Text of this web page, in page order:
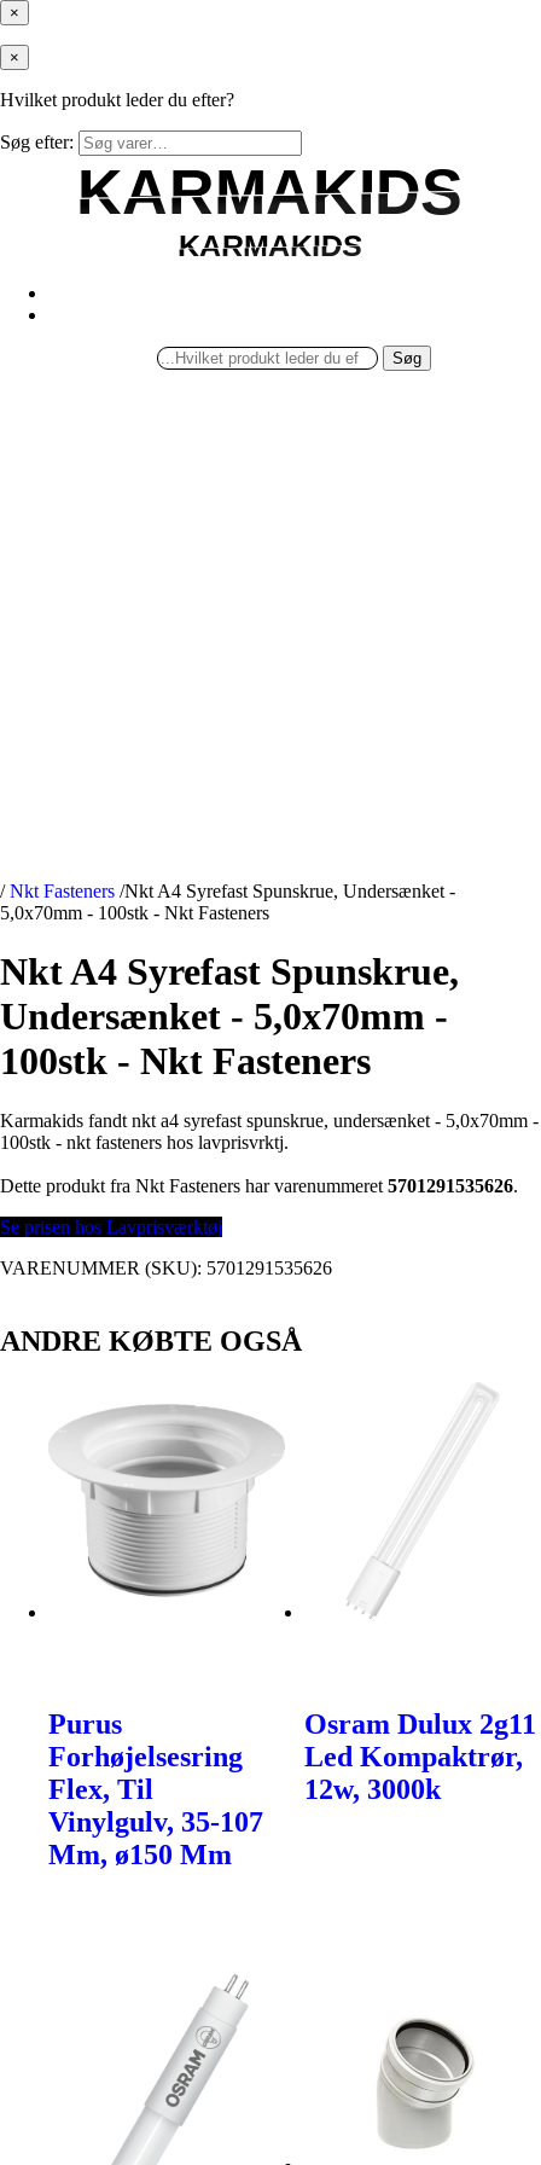
×
×
Hvilket produkt leder du efter?
Søg efter:
KARMAKIDS
KARMAKIDS
KARMAKIDS
KARMAKIDS
Søg
/ Nkt Fasteners /Nkt A4 Syrefast Spunskrue, Undersænket -
5,0x70mm - 100stk - Nkt Fasteners
Nkt A4 Syrefast Spunskrue,
Undersænket - 5,0x70mm -
100stk - Nkt Fasteners
Karmakids fandt nkt a4 syrefast spunskrue, undersænket - 5,0x70mm -
100stk - nkt fasteners hos lavprisvrktj.
Dette produkt fra Nkt Fasteners har varenummeret 5701291535626.
Se prisen hos Lavprisværktøj
VARENUMMER (SKU): 5701291535626
ANDRE KØBTE OGSÅ
Purus
Forhøjelsesring
Flex, Til
Vinylgulv, 35-107
Mm, ø150 Mm
Osram Dulux 2g11
Led Kompaktrør,
12w, 3000k